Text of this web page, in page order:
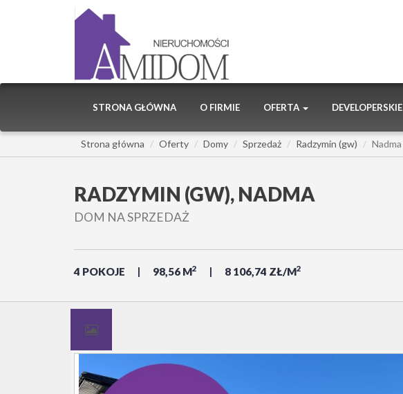
STRONA GŁÓWNA O FIRMIE OFERTA DEVELOPERSKIE
Strona główna Oferty Domy Sprzedaż Radzymin (gw) Nadma
RADZYMIN (GW), NADMA
DOM NA SPRZEDAŻ
4 POKOJE 98,56 M2 8 106,74 ZŁ/M2